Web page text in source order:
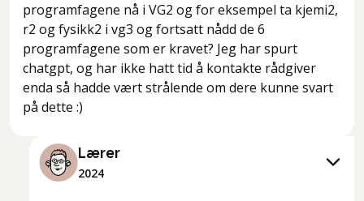
programfagene nå i VG2 og for eksempel ta kjemi2,
r2 og fysikk2 i vg3 og fortsatt nådd de 6
programfagene som er kravet? Jeg har spurt
chatgpt, og har ikke hatt tid å kontakte rådgiver
enda så hadde vært strålende om dere kunne svart
på dette :)
Lærer
2024